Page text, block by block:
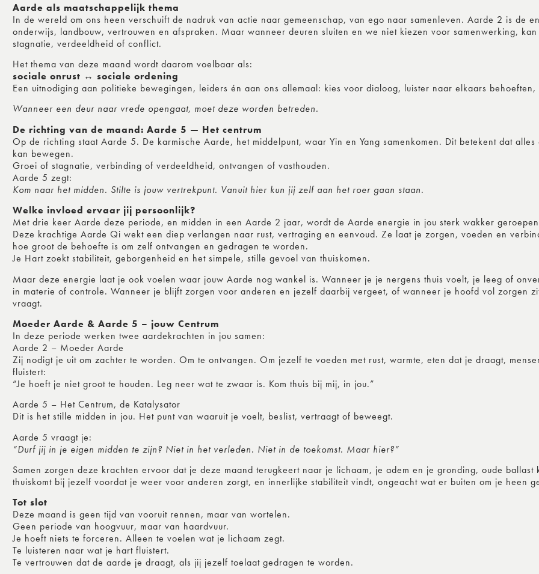
Aarde als maatschappelijk thema
In de wereld om ons heen verschuift de nadruk van actie naar gemeenschap, van ego naar samenleven. Aarde 2 is de
onderwijs, landbouw, vertrouwen en afspraken. Maar wanneer deuren sluiten en we niet kiezen voor samenwerking,
stagnatie, verdeeldheid of conflict.
Het thema van deze maand wordt daarom voelbaar als:
sociale onrust ↔ sociale ordening
Een uitnodiging aan politieke bewegingen, leiders én aan ons allemaal: kies voor dialoog, luister naar elkaars
Wanneer een deur naar vrede opengaat, moet deze worden betreden.
De richting van de maand: Aarde 5 — Het centrum
Op de richting staat Aarde 5. De karmische Aarde, het middelpunt, waar Yin en Yang samenkomen. Dit betekent dat
kan bewegen.
Groei of stagnatie, verbinding of verdeeldheid, ontvangen of vasthouden.
Aarde 5 zegt:
Kom naar het midden. Stilte is jouw vertrekpunt. Vanuit hier kun jij zelf aan het roer gaan staan.
Welke invloed ervaar jij persoonlijk?
Met drie keer Aarde deze periode, en midden in een Aarde 2 jaar, wordt de Aarde energie in jou sterk wakker
Deze krachtige Aarde Qi wekt een diep verlangen naar rust, vertraging en eenvoud. Ze laat je zorgen, voeden en
hoe groot de behoefte is om zelf ontvangen en gedragen te worden.
Je Hart zoekt stabiliteit, geborgenheid en het simpele, stille gevoel van thuiskomen.
Maar deze energie laat je ook voelen waar jouw Aarde nog wankel is. Wanneer je je nergens thuis voelt, je leeg of
in materie of controle. Wanneer je blijft zorgen voor anderen en jezelf daarbij vergeet, of wanneer je hoofd vol zorgen
vraagt.
Moeder Aarde & Aarde 5 – jouw Centrum
In deze periode werken twee aardekrachten in jou samen:
Aarde 2 – Moeder Aarde
Zij nodigt je uit om zachter te worden. Om te ontvangen. Om jezelf te voeden met rust, warmte, eten dat je draagt,
fluistert:
“Je hoeft je niet groot te houden. Leg neer wat te zwaar is. Kom thuis bij mij, in jou.”
Aarde 5 – Het Centrum, de Katalysator
Dit is het stille midden in jou. Het punt van waaruit je voelt, beslist, vertraagt of beweegt.
Aarde 5 vraagt je:
“Durf jij in je eigen midden te zijn? Niet in het verleden. Niet in de toekomst. Maar hier?”
Samen zorgen deze krachten ervoor dat je deze maand terugkeert naar je lichaam, je adem en je gronding, oude ballast
thuiskomt bij jezelf voordat je weer voor anderen zorgt, en innerlijke stabiliteit vindt, ongeacht wat er buiten om je heen
Tot slot
Deze maand is geen tijd van vooruit rennen, maar van wortelen.
Geen periode van hoogvuur, maar van haardvuur.
Je hoeft niets te forceren. Alleen te voelen wat je lichaam zegt.
Te luisteren naar wat je hart fluistert.
Te vertrouwen dat de aarde je draagt, als jij jezelf toelaat gedragen te worden.